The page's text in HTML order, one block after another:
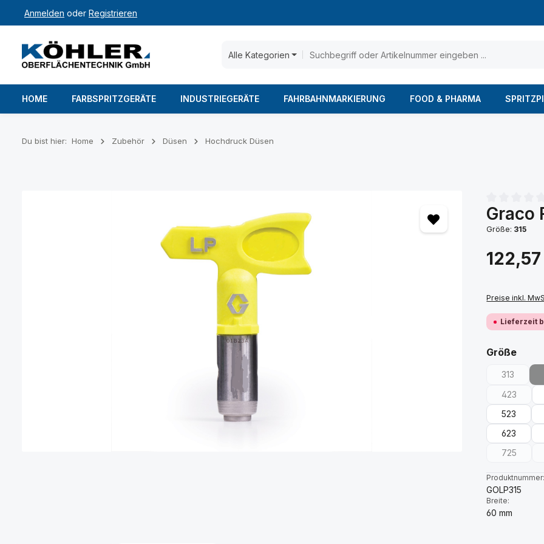
Hauptinhalt springen
Zur Suche springen
Zur Hauptnavigation springen
Anmelden oder Registrieren
Alle Kategorien
HOME FARBSPRITZGERÄTE INDUSTRIEGERÄTE FAHRBAHNMARKIERUNG FOOD & PHARMA
Du bist hier: Home Zubehör Düsen Hochdruck Düsen
Graco
Größe: 315
Regulärer
Preise inkl.
Lieferzeit
Größe
313
(Diese
423
(Diese
523
623
725
Produktnummer:
GOLP315
Breite:
60 mm